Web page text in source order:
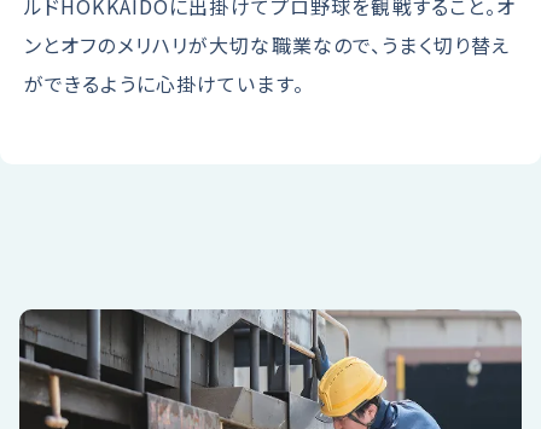
ルドHOKKAIDOに出掛けてプロ野球を観戦すること。オ
ンとオフのメリハリが大切な職業なので、うまく切り替え
ができるように心掛けています。